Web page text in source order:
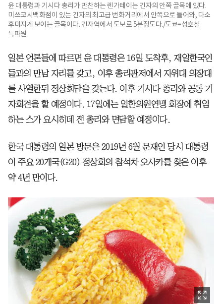
윤 대통령과 기시다 총리가 만찬하는 렌가테이는 긴자의 안쪽 골목에 있다.
미쓰코시백화점이 있는 긴자의 최고급 번화거리에서 안쪽으로 들어와, 다소
후미지게 보이는 골목이다. 긴자역에서 도보로 5분정도다./도쿄=성호철
특파원
일본 언론들에 따르면 윤 대통령은 16일 도착후, 재일한국인
들과의 만남 자리를 갖고, 이후 총리관저에서 자위대 의장대
를 사열한뒤 정상회담을 갖는다. 이후 기시다 총리와 공동 기
자회견을 할 예정이다. 17일에는 일한의원연맹 회장에 취임
하는 스가 요시히데 전 총리와 면담할 예정이다.
한국 대통령의 일본 방문은 2019년 6월 문재인 당시 대통령
이 주요 20개국(G20) 정상회의 참석차 오사카를 찾은 이후
약 4년 만이다.